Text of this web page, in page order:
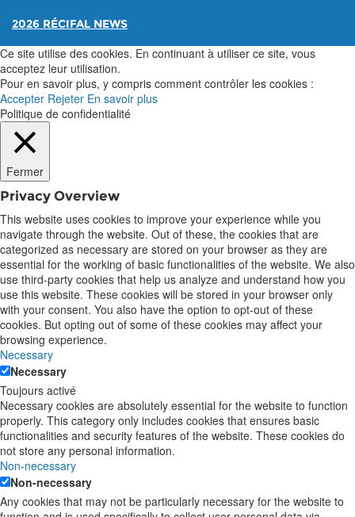
2026 RÉCIFAL NEWS
Ce site utilise des cookies. En continuant à utiliser ce site, vous
acceptez leur utilisation.
Pour en savoir plus, y compris comment contrôler les cookies :
Accepter Rejeter En savoir plus
Politique de confidentialité
Fermer
Privacy Overview
This website uses cookies to improve your experience while you
navigate through the website. Out of these, the cookies that are
categorized as necessary are stored on your browser as they are
essential for the working of basic functionalities of the website. We also
use third-party cookies that help us analyze and understand how you
use this website. These cookies will be stored in your browser only
with your consent. You also have the option to opt-out of these
cookies. But opting out of some of these cookies may affect your
browsing experience.
Necessary
Necessary
Toujours activé
Necessary cookies are absolutely essential for the website to function
properly. This category only includes cookies that ensures basic
functionalities and security features of the website. These cookies do
not store any personal information.
Non-necessary
Non-necessary
Any cookies that may not be particularly necessary for the website to